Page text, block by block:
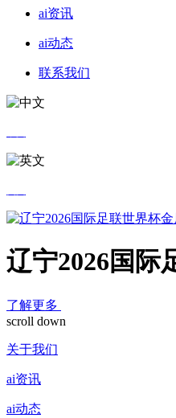
ai资讯
ai动态
联系我们
辽宁2026国际
了解更多
scroll down
关于我们
ai资讯
ai动态